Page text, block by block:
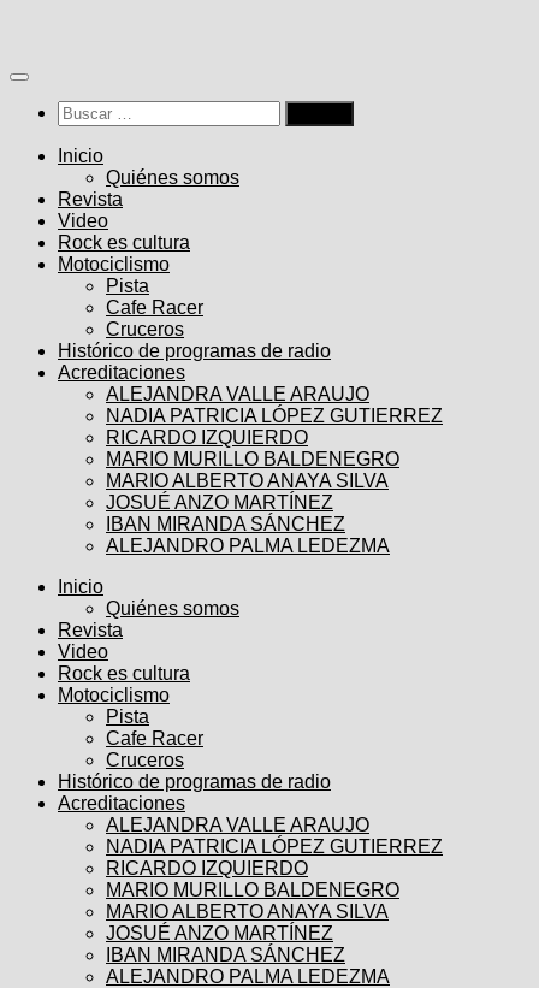
contenido
Buscar:
Inicio
Quiénes somos
Revista
Video
Rock es cultura
Motociclismo
Pista
Cafe Racer
Cruceros
Histórico de programas de radio
Acreditaciones
ALEJANDRA VALLE ARAUJO
NADIA PATRICIA LÓPEZ GUTIERREZ
RICARDO IZQUIERDO
MARIO MURILLO BALDENEGRO
MARIO ALBERTO ANAYA SILVA
JOSUÉ ANZO MARTÍNEZ
IBAN MIRANDA SÁNCHEZ
ALEJANDRO PALMA LEDEZMA
Inicio
Quiénes somos
Revista
Video
Rock es cultura
Motociclismo
Pista
Cafe Racer
Cruceros
Histórico de programas de radio
Acreditaciones
ALEJANDRA VALLE ARAUJO
NADIA PATRICIA LÓPEZ GUTIERREZ
RICARDO IZQUIERDO
MARIO MURILLO BALDENEGRO
MARIO ALBERTO ANAYA SILVA
JOSUÉ ANZO MARTÍNEZ
IBAN MIRANDA SÁNCHEZ
ALEJANDRO PALMA LEDEZMA